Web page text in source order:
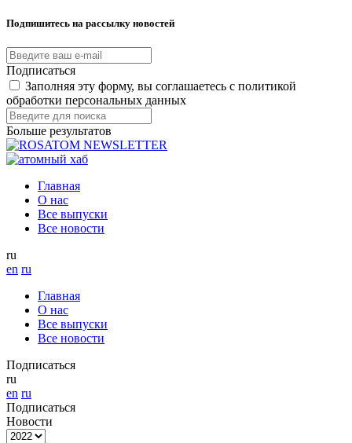
Подпишитесь на рассылку новостей
Подписаться
Заполняя эту форму, вы соглашаетесь с политикой
обработки персональных данных
Больше результатов
Главная
О нас
Все выпуски
Все новости
ru
en ru
Главная
О нас
Все выпуски
Все новости
Подписаться
ru
en ru
Подписаться
Новости